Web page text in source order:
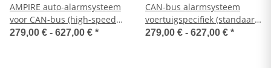
AMPIRE auto-alarmsysteem
voor CAN-bus (high-speed
CAN)
279,00 € - 627,00 € *
CAN-bus alarmsysteem
voertuigspecifiek (standaard
CAN)
279,00 € - 627,00 € *